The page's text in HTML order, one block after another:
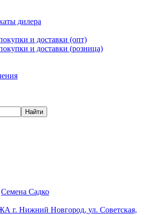
дилера
и доставки (опт)
и доставки (розница)
Семена Садко
г. Нижний Новгород, ул. Советская,